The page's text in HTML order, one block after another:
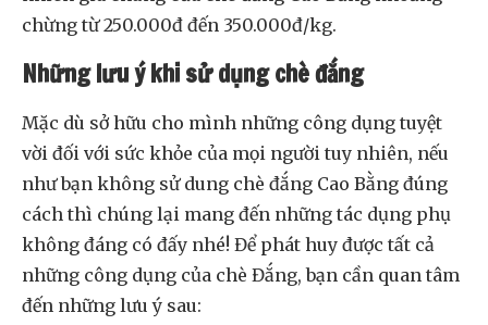
chừng từ 250.000đ đến 350.000đ/kg.
Những lưu ý khi sử dụng chè đắng
Mặc dù sở hữu cho mình những công dụng tuyệt
vời đối với sức khỏe của mọi người tuy nhiên, nếu
như bạn không sử dung chè đắng Cao Bằng đúng
cách thì chúng lại mang đến những tác dụng phụ
không đáng có đấy nhé! Để phát huy được tất cả
những công dụng của chè Đắng, bạn cần quan tâm
đến những lưu ý sau: